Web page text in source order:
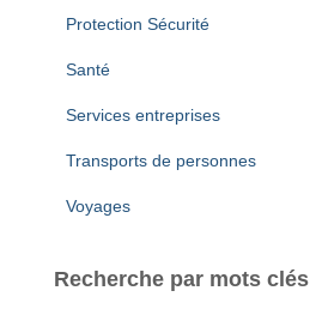
Protection Sécurité
Santé
Services entreprises
Transports de personnes
Voyages
Recherche par mots clés